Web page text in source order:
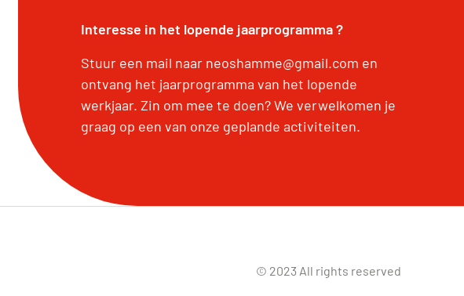
Interesse in het lopende jaarprogramma ?
Stuur een mail naar neoshamme@gmail.com en
ontvang het jaarprogramma van het lopende
werkjaar. Zin om mee te doen? We verwelkomen je
graag op een van onze geplande activiteiten.
© 2023 All rights reserved